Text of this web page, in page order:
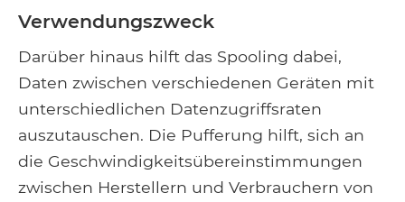
Verwendungszweck
Darüber hinaus hilft das Spooling dabei,
Daten zwischen verschiedenen Geräten mit
unterschiedlichen Datenzugriffsraten
auszutauschen. Die Pufferung hilft, sich an
die Geschwindigkeitsübereinstimmungen
zwischen Herstellern und Verbrauchern von